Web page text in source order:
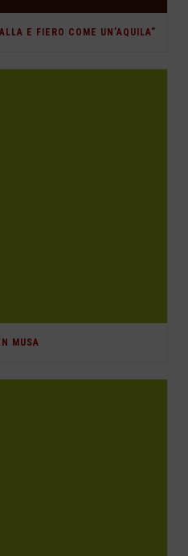
E FIERO COME UN’AQUILA”
MUSA